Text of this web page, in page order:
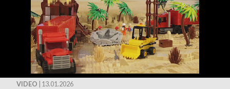
VIDEO | 13.01.2026